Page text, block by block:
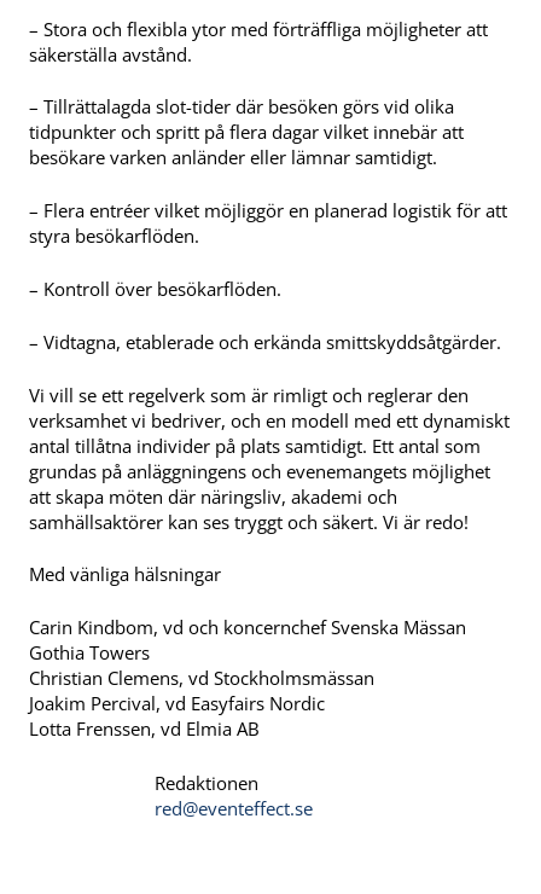
– Stora och flexibla ytor med förträffliga möjligheter att
säkerställa avstånd.
– Tillrättalagda slot-tider där besöken görs vid olika
tidpunkter och spritt på flera dagar vilket innebär att
besökare varken anländer eller lämnar samtidigt.
– Flera entréer vilket möjliggör en planerad logistik för att
styra besökarflöden.
– Kontroll över besökarflöden.
– Vidtagna, etablerade och erkända smittskyddsåtgärder.
Vi vill se ett regelverk som är rimligt och reglerar den
verksamhet vi bedriver, och en modell med ett dynamiskt
antal tillåtna individer på plats samtidigt. Ett antal som
grundas på anläggningens och evenemangets möjlighet
att skapa möten där näringsliv, akademi och
samhällsaktörer kan ses tryggt och säkert. Vi är redo!
Med vänliga hälsningar
Carin Kindbom, vd och koncernchef Svenska Mässan
Gothia Towers
Christian Clemens, vd Stockholmsmässan
Joakim Percival, vd Easyfairs Nordic
Lotta Frenssen, vd Elmia AB
Redaktionen
red@eventeffect.se